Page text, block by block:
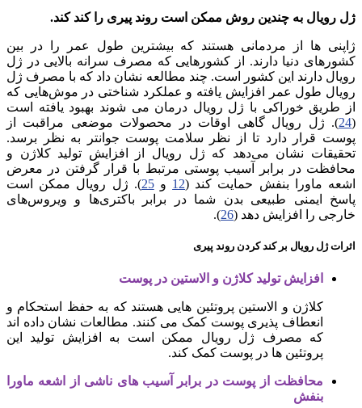
ژل رویال به چندین روش ممکن است روند پیری را کند کند.
ژاپنی ها از مردمانی هستند که بیشترین طول عمر را در بین
کشورهای دنیا دارند. از کشورهایی که مصرف سرانه بالایی در ژل
رویال دارند این کشور است. چند مطالعه نشان داد که با مصرف ژل
رویال طول عمر افزایش یافته و عملکرد شناختی در موش‌هایی که
از طریق خوراکی با ژل رویال درمان می شوند بهبود یافته است
(
24). ژل رویال گاهی اوقات در محصولات موضعی مراقبت از
پوست قرار دارد تا از نظر سلامت پوست جوانتر به نظر برسد.
تحقیقات نشان می‌دهد که ژل رویال از افزایش تولید کلاژن و
محافظت در برابر آسیب پوستی مرتبط با قرار گرفتن در معرض
اشعه ماورا بنفش حمایت کند (12 و25). ژل رویال ممکن است
پاسخ ایمنی طبیعی بدن شما در برابر باکتری‌ها و ویروس‌های
خارجی را افزایش دهد (26
).
اثرات ژل رویال بر کند کردن روند پیری
افزایش تولید کلاژن و الاستین در پوست
کلاژن و الاستین پروتئین هایی هستند که به حفظ استحکام و
انعطاف پذیری پوست کمک می کنند. مطالعات نشان داده اند
که مصرف ژل رویال ممکن است به افزایش تولید این
پروتئین ها در پوست کمک کند.
محافظت از پوست در برابر آسیب های ناشی از اشعه ماورا
بنفش